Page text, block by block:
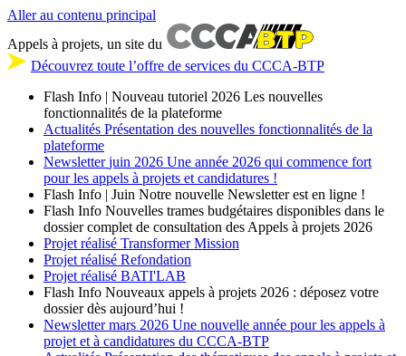
Aller au contenu principal
Appels à projets, un site du
Découvrez toute l’offre de services du CCCA-BTP
Flash Info | Nouveau tutoriel 2026 Les nouvelles
fonctionnalités de la plateforme
Actualités Présentation des nouvelles fonctionnalités de la
plateforme
Newsletter juin 2026 Une année 2026 qui commence fort
pour les appels à projets et candidatures !
Flash Info | Juin Notre nouvelle Newsletter est en ligne !
Flash Info Nouvelles trames budgétaires disponibles dans le
dossier complet de consultation des Appels à projets 2026
Projet réalisé Transformer Mission
Projet réalisé Refondation
Projet réalisé BATI'LAB
Flash Info Nouveaux appels à projets 2026 : déposez votre
dossier dès aujourd’hui !
Newsletter mars 2026 Une nouvelle année pour les appels à
projet et à candidatures du CCCA-BTP